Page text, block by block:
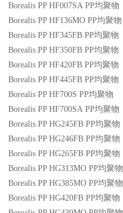
Borealis PP HF007SA PP均聚物
Borealis PP HF136MO PP均聚物
Borealis PP HF345FB PP均聚物
Borealis PP HF350FB PP均聚物
Borealis PP HF420FB PP均聚物
Borealis PP HF445FB PP均聚物
Borealis PP HF700S PP均聚物
Borealis PP HF700SA PP均聚物
Borealis PP HG245FB PP均聚物
Borealis PP HG246FB PP均聚物
Borealis PP HG265FB PP均聚物
Borealis PP HG313MO PP均聚物
Borealis PP HG385MO PP均聚物
Borealis PP HG420FB PP均聚物